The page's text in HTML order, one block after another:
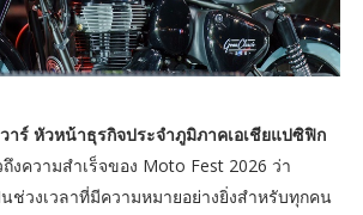
ร์ หัวหน้าธุรกิจประจำภูมิภาคเอเชียแปซิฟิก
งความสำเร็จของ Moto Fest 2026 ว่า
ช่วงเวลาที่มีความหมายอย่างยิ่งสำหรับทุกคน